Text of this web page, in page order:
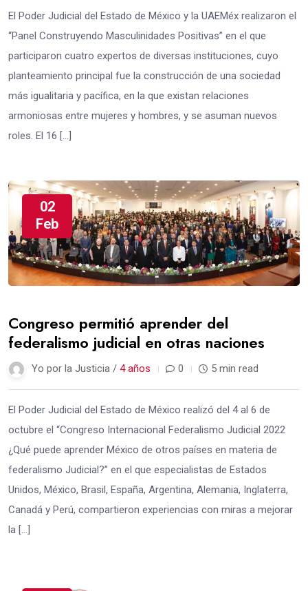
El Poder Judicial del Estado de México y la UAEMéx realizaron el
“Panel Construyendo Masculinidades Positivas” en el que
participaron cuatro expertos de diversas instituciones, cuyo
planteamiento principal fue la construcción de una sociedad
más igualitaria y pacífica, en la que existan relaciones
armoniosas entre mujeres y hombres, y se asuman nuevos
roles. El 16 […]
02
Feb
Congreso permitió aprender del
federalismo judicial en otras naciones
Yo por la Justicia / 4 años 0 5 min read
El Poder Judicial del Estado de México realizó del 4 al 6 de
octubre el “Congreso Internacional Federalismo Judicial 2022
¿Qué puede aprender México de otros países en materia de
federalismo Judicial?” en el que especialistas de Estados
Unidos, México, Brasil, España, Argentina, Alemania, Inglaterra,
Canadá y Perú, compartieron experiencias con miras a mejorar
la […]